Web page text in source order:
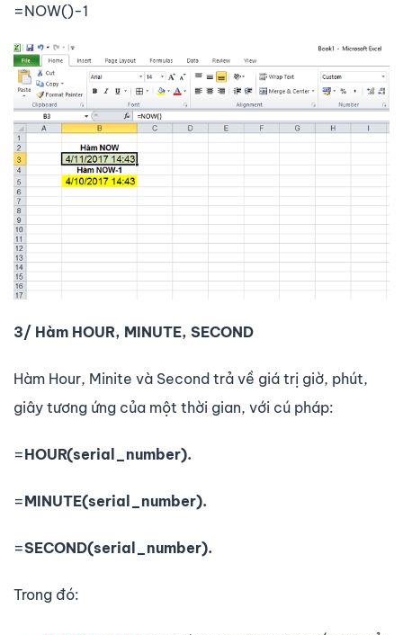
=NOW()-1
3/ Hàm HOUR, MINUTE, SECOND
Hàm Hour, Minite và Second trả về giá trị giờ, phút,
giây tương ứng của một thời gian, với cú pháp:
=HOUR(serial_number).
=MINUTE(serial_number).
=SECOND(serial_number).
Trong đó: